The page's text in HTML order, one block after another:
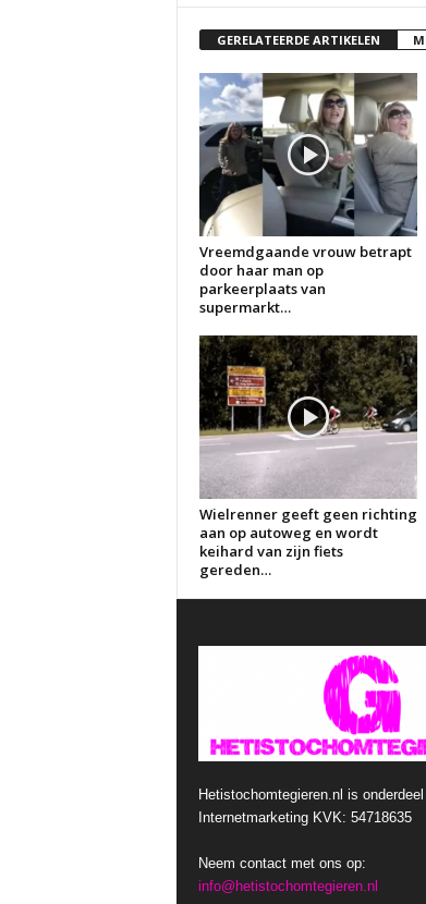
GERELATEERDE ARTIKELEN
Vreemdgaande vrouw betrapt
door haar man op
parkeerplaats van
supermarkt…
Wielrenner geeft geen richting
aan op autoweg en wordt
keihard van zijn fiets
gereden…
Hetistochomtegieren.nl is
Internetmarketing KVK: 54718635
Neem contact met ons op:
info@hetistochomtegieren.nl